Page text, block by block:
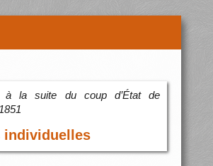
à la suite du coup d’État de
individuelles